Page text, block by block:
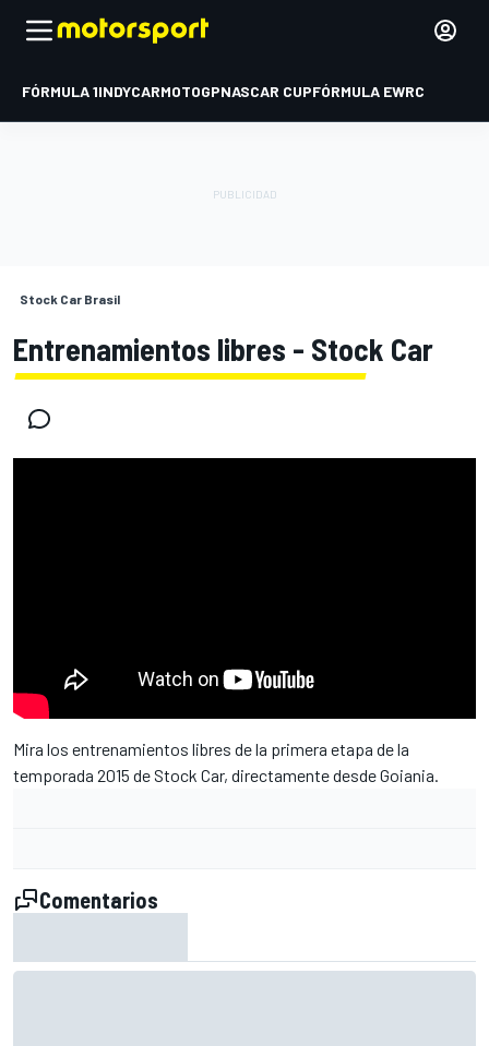
FÓRMULA 1INDYCARMOTOGPNASCAR CUPFÓRMULA EWRC
Stock Car Brasil
Entrenamientos libres - Stock Car
Mira los entrenamientos libres de la primera etapa de la
temporada 2015 de Stock Car, directamente desde Goiania.
Comentarios